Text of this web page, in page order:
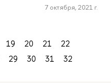
7 октября, 2021 г.
19 20 21
22
29 30 31
32